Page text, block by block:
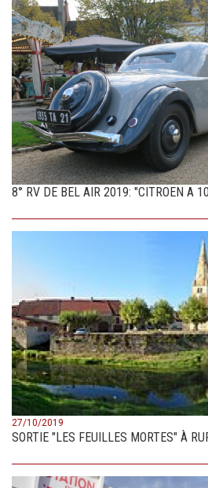
8° RV DE BEL AIR 2019: "CITROEN A
27/10/2019
SORTIE "LES FEUILLES MORTES" À